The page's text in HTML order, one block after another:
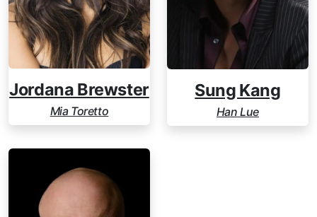
Jordana Brewster
Mia Toretto
Sung Kang
Han Lue